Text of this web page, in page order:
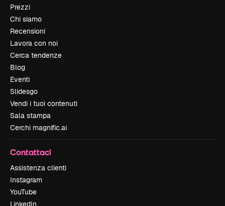
Prezzi
Chi siamo
Recensioni
Lavora con noi
Cerca tendenze
Blog
Eventi
Slidesgo
Vendi i tuoi contenuti
Sala stampa
Cerchi magnific.ai
Contattaci
Assistenza clienti
Instagram
YouTube
LinkedIn